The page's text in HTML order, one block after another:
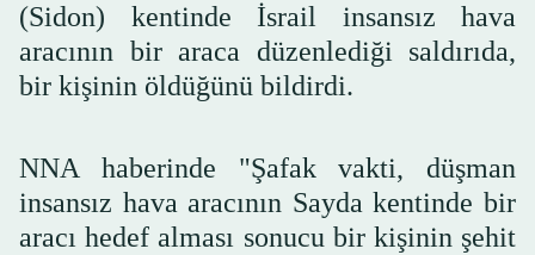
(Sidon) kentinde İsrail insansız hava
aracının bir araca düzenlediği saldırıda,
bir kişinin öldüğünü bildirdi.
NNA haberinde "Şafak vakti, düşman
insansız hava aracının Sayda kentinde bir
aracı hedef alması sonucu bir kişinin şehit